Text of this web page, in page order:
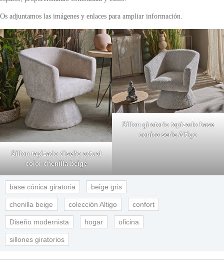
Os adjuntamos las imágenes y enlaces para ampliar información.
Sillon tapizado diseño actual
color chenilla beige
Sillon giratorio tapizado base
conica serie Altigo
base cónica giratoria beige gris
chenilla beige colección Altigo confort
Diseño modernista hogar oficina
sillones giratorios